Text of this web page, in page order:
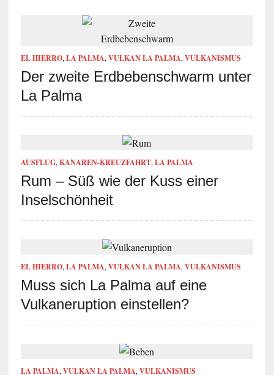
EL HIERRO,LA PALMA,VULKAN LA PALMA,VULKANISMUS
Der zweite Erdbebenschwarm unter
La Palma
AUSFLUG,KANAREN-KREUZFAHRT,LA PALMA
Rum – Süß wie der Kuss einer
Inselschönheit
EL HIERRO,LA PALMA,VULKAN LA PALMA,VULKANISMUS
Muss sich La Palma auf eine
Vulkaneruption einstellen?
LA PALMA,VULKAN LA PALMA,VULKANISMUS